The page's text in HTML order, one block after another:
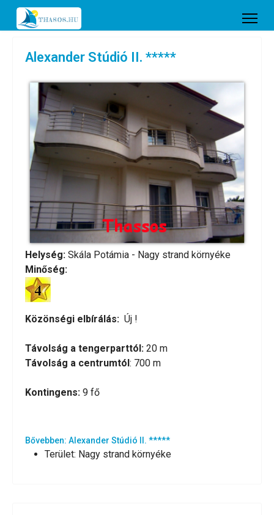
Alexander Stúdió II. *****
Helység: Skála Potámia - Nagy strand környéke
Minőség:
Közönségi elbírálás: Új !
Távolság a tengerparttól: 20 m
Távolság a centrumtól : 700 m
Kontingens: 9 fő
Bővebben: Alexander Stúdió II. *****
Terület: Nagy strand környéke